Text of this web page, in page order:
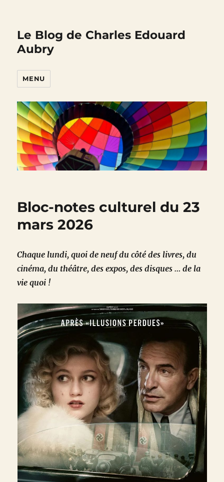
Le Blog de Charles Edouard
Aubry
MENU
Bloc-notes culturel du 23
mars 2026
Chaque lundi, quoi de neuf du côté des livres, du
cinéma, du théâtre, des expos, des disques … de la
vie quoi !